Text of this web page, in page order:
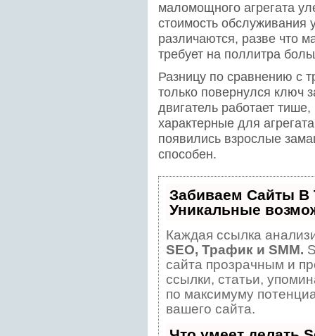
маломощного агрегата
стоимость обслуживания
различаются, разве что
требует на поллитра
Разницу по сравнению с
только повернулся ключ
двигатель работает
характерные для
появились взрослые
способен.
Забиваем Сайты
Уникальные
Каждая ссылка
SEO, Трафик и SMM.
сайта прозрачным и
ссылки, статьи,
по максимуму
вашего сайта.